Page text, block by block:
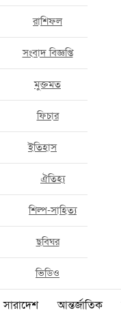
রাশিফল
সংবাদ বিজ্ঞপ্তি
মুক্তমত
ফিচার
ইতিহাস
ঐতিহ্য
শিল্প-সাহিত্য
ছবিঘর
ভিডিও
সারাদেশ আন্তর্জাতিক